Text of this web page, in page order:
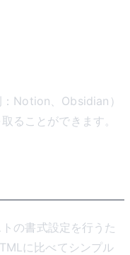
Notion、Obsidian）
ることができます。
の書式設定を行うた
に比べてシンプル